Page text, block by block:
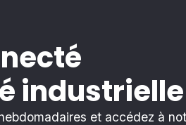
et accédez à